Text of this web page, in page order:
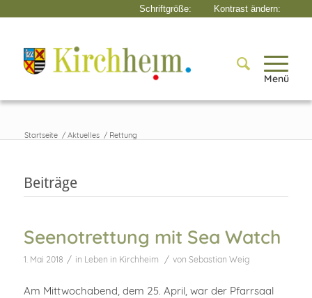
Menü
Startseite / Aktuelles / Rettung
Beiträge
Seenotrettung mit Sea Watch
1. Mai 2018 / in Leben in Kirchheim / von Sebastian Weig
Am Mittwochabend, dem 25. April, war der Pfarrsaal